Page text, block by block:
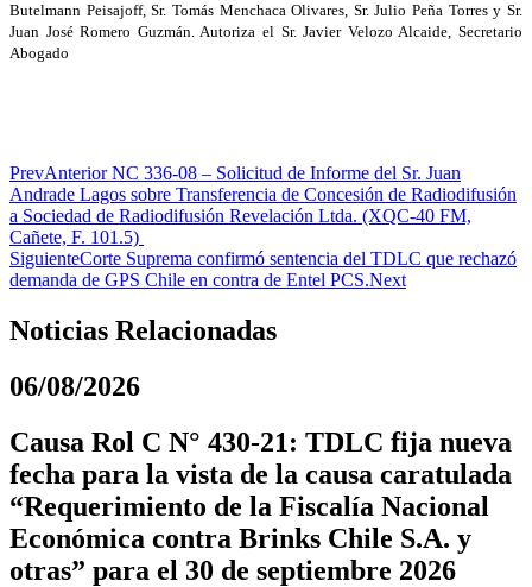
Butelmann Peisajoff, Sr. Tomás Menchaca Olivares, Sr. Julio Peña Torres y Sr.
Juan José Romero Guzmán. Autoriza el Sr. Javier Velozo Alcaide, Secretario
Abogado
PrevAnteriorNC 336-08 – Solicitud de Informe del Sr. Juan
Andrade Lagos sobre Transferencia de Concesión de Radiodifusión
a Sociedad de Radiodifusión Revelación Ltda. (XQC-40 FM,
Cañete, F. 101.5)
SiguienteCorte Suprema confirmó sentencia del TDLC que rechazó
demanda de GPS Chile en contra de Entel PCS.Next
Noticias Relacionadas
06/08/2026
Causa Rol C N° 430-21: TDLC fija nueva
fecha para la vista de la causa caratulada
“Requerimiento de la Fiscalía Nacional
Económica contra Brinks Chile S.A. y
otras” para el 30 de septiembre 2026